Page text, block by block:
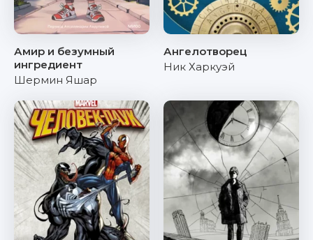
Амир и безумный
ингредиент
Шермин Яшар
Ангелотворец
Ник Харкуэй